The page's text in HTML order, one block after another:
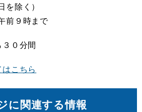
除く）
前９時まで
０分間
こちら
に関連する情報